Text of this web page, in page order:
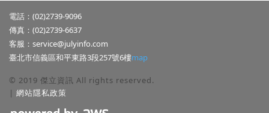
電話：(02)2739-9096
傳真：(02)2739-6637
客服： service@julyinfo.com
臺北市信義區和平東路3段257號6樓map
© 2019 傑立資訊 All rights reserved.
| 網站隱私政策